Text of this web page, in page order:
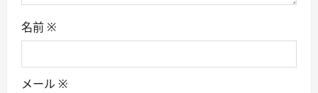
名前 ※
メール ※